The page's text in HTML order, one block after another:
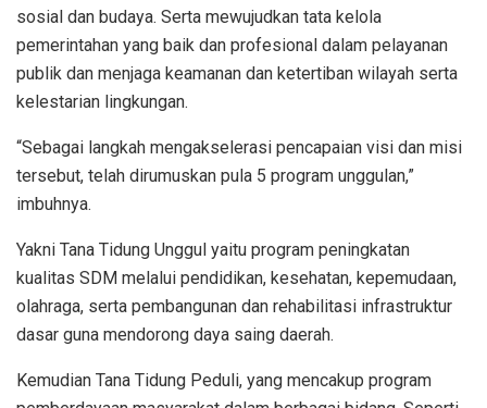
sosial dan budaya. Serta mewujudkan tata kelola
pemerintahan yang baik dan profesional dalam pelayanan
publik dan menjaga keamanan dan ketertiban wilayah serta
kelestarian lingkungan.
“Sebagai langkah mengakselerasi pencapaian visi dan misi
tersebut, telah dirumuskan pula 5 program unggulan,”
imbuhnya.
Yakni Tana Tidung Unggul yaitu program peningkatan
kualitas SDM melalui pendidikan, kesehatan, kepemudaan,
olahraga, serta pembangunan dan rehabilitasi infrastruktur
dasar guna mendorong daya saing daerah.
Kemudian Tana Tidung Peduli, yang mencakup program